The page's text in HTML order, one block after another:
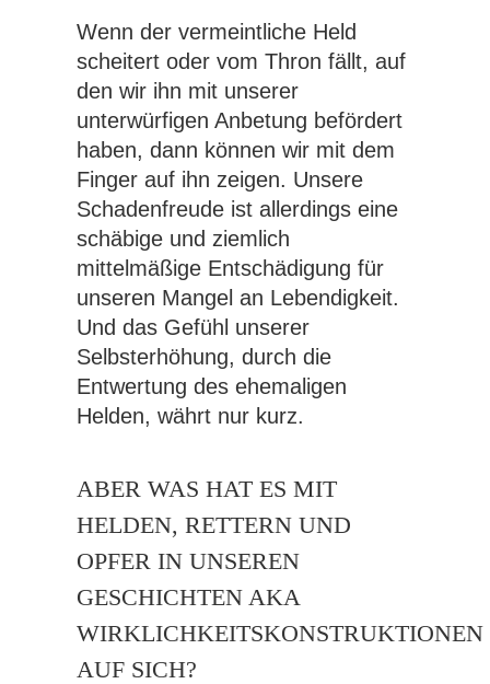
Wenn der vermeintliche Held
scheitert oder vom Thron fällt, auf
den wir ihn mit unserer
unterwürfigen Anbetung befördert
haben, dann können wir mit dem
Finger auf ihn zeigen. Unsere
Schadenfreude ist allerdings eine
schäbige und ziemlich
mittelmäßige Entschädigung für
unseren Mangel an Lebendigkeit.
Und das Gefühl unserer
Selbsterhöhung, durch die
Entwertung des ehemaligen
Helden, währt nur kurz.
ABER WAS HAT ES MIT
HELDEN, RETTERN UND
OPFER IN UNSEREN
GESCHICHTEN AKA
WIRKLICHKEITSKONSTRUKTIONEN
AUF SICH?